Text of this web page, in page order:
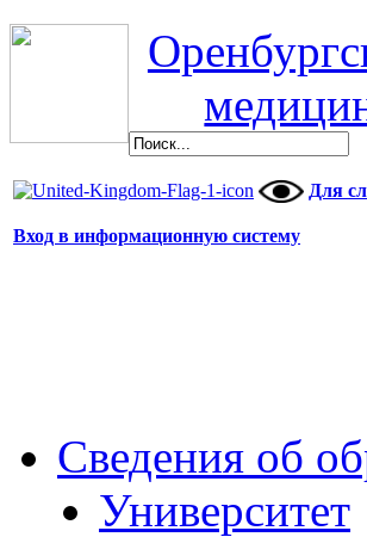
Для
Вход в информационную систему
Сведения об
Университет